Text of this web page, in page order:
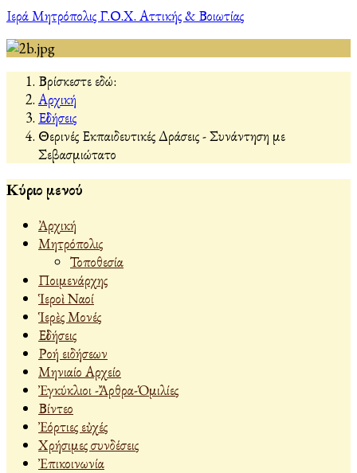
Ιερά Μητρόπολις Γ.Ο.Χ. Αττικής & Βοιωτίας
Βρίσκεστε εδώ:
Αρχική
Εἰδήσεις
Θερινές Εκπαιδευτικές Δράσεις - Συνάντηση με
Σεβασμιώτατο
Κύριο μενού
Ἀρχική
Μητρόπολις
Τοποθεσία
Ποιμενάρχης
Ἱεροὶ Ναοί
Ἱερὲς Μονές
Εἰδήσεις
Ροή ειδήσεων
Μηνιαίο Αρχείο
Ἐγκύκλιοι -Ἄρθρα-Ὁμιλίες
Βίντεο
Ἐόρτιες εὐχές
Χρήσιμες συνδέσεις
Ἐπικοινωνία